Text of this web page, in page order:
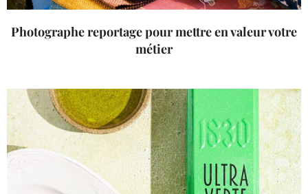
Photographe reportage pour mettre en valeur votre
métier